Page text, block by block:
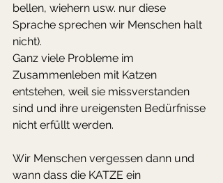
bellen, wiehern usw. nur diese
Sprache sprechen wir Menschen halt
nicht).
Ganz viele Probleme im
Zusammenleben mit Katzen
entstehen, weil sie missverstanden
sind und ihre ureigensten Bedürfnisse
nicht erfüllt werden.
Wir Menschen vergessen dann und
wann dass die KATZE ein